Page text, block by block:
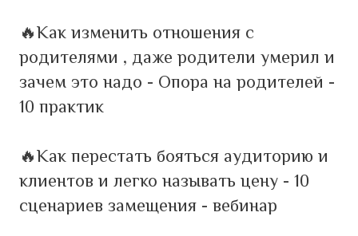
🔥Как изменить отношения с
родителями , даже родители умерил и
зачем это надо - Опора на родителей -
10 практик
🔥Как перестать бояться аудиторию и
клиентов и легко называть цену - 10
сценариев замещения - вебинар